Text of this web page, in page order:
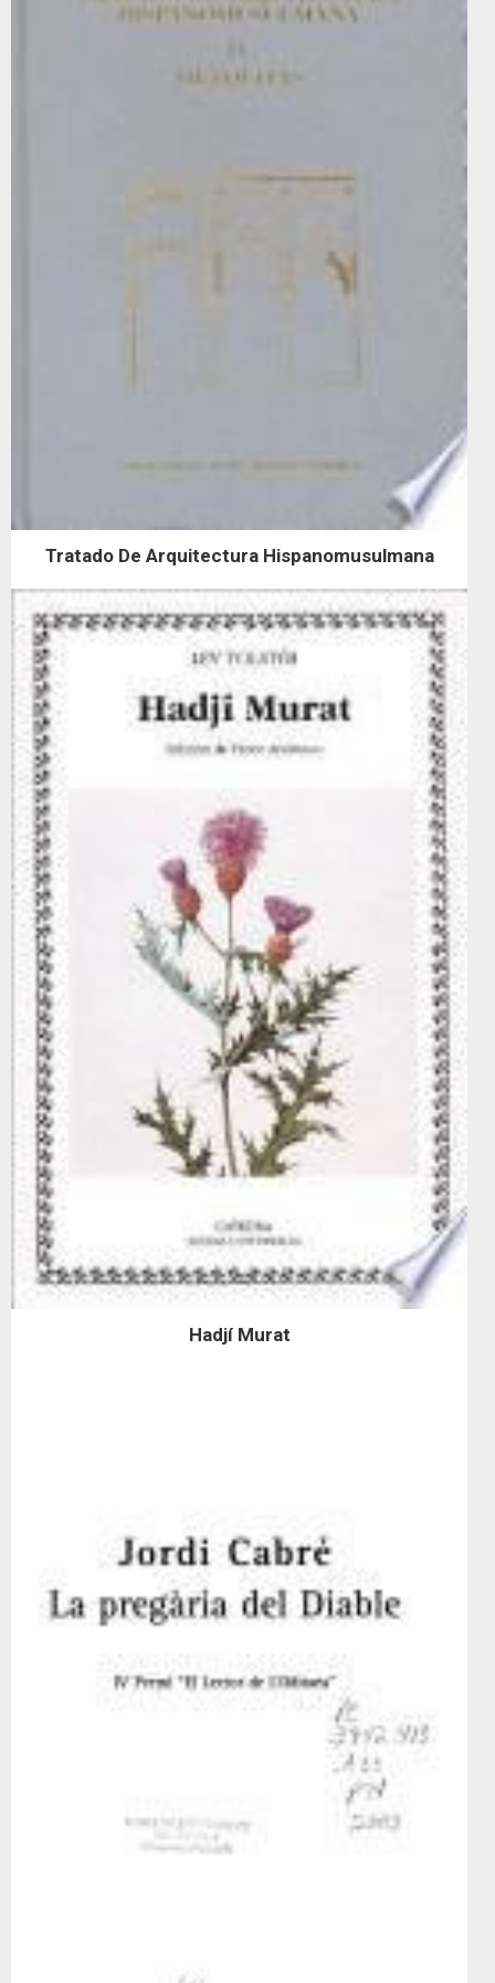
Tratado De Arquitectura Hispanomusulmana
Hadjí Murat